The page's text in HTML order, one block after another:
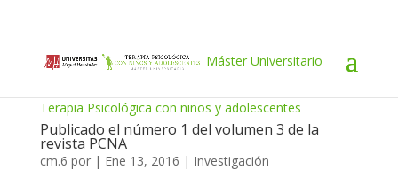
Máster Universitario
Terapia Psicológica con niños y adolescentes
Publicado el número 1 del volumen 3 de la
revista PCNA
cm.6 por | Ene 13, 2016 | Investigación